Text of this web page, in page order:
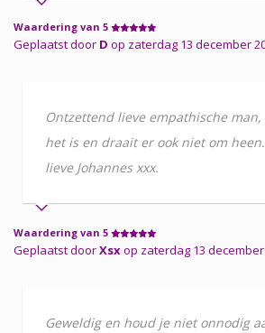
Waardering van 5
Geplaatst door D op zaterdag 13 december
Ontzettend lieve empathische
het is en draait er ook niet om
lieve Johannes xxx.
Waardering van 5
Geplaatst doorXsxop zaterdag 13 december
Geweldig en houd je niet onnodig